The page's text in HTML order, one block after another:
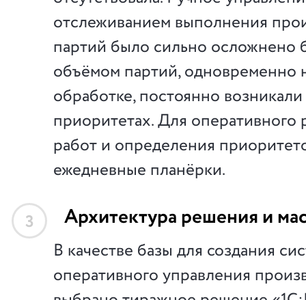
отслеживанием выполнения
партий было сильно осложнено
объёмом партий, одновременно
обработке, постоянно
приоритетах. Для оперативного
работ и определения
ежедневные планёрки.
3 Архитектура решения и
В качестве базы для создания
оперативного управления